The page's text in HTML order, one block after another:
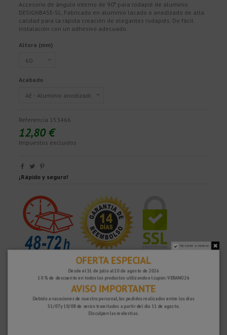
Accesorio de ángulo interno de 90º para rodapié de aluminio
DESIGNBASE-SL. Fabricado en aluminio lacado o anodizado de alta
calidad para la rápida creación de elegantes rodapiés. De fácil
instalación con un adhesivo adecuado.
Altura (mm)
Acabado
Referencia 153466
12,80 €
Impuestos excluidos
¡Rápido y seguro!
No volver a mostrar.
OFERTA ESPECIAL
Desde el 31 de julio al 10 de agosto de 2026
10 % de descuento en todos los productos utilizando el cupón: VERANO26
AVISO IMPORTANTE
Debido a vacaciones de nuestro personal, los pedidos realizados entre los días
31/07 y 10/08 de serán tramitados a partir del día 11 de agosto.
Disculpen las molestias.